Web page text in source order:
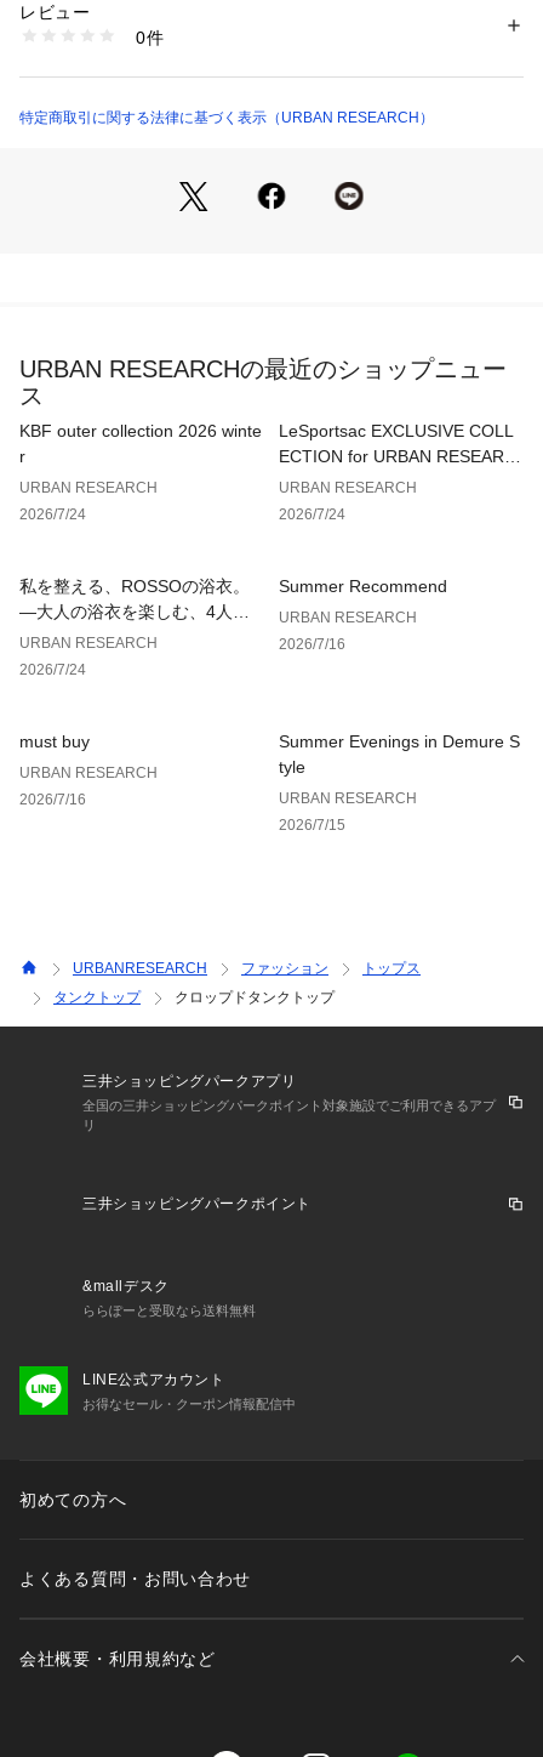
※商品画像は、光の当たり具合やパソコンなどの閲覧環境によ
※商品の色味の目安は、商品単体の画像をご参照ください。
お気に入り登録商品は、マイページにて現在の価格情報や在庫
状況の確認が可能です。
裏地 : なし
光沢 : なし
ポケット : なし
洗濯：-
※詳しい洗濯方法については、商品の品質表示タグをご覧ください
KBA5-21J180 （ショップ）
レビュー
0件
特定商取引に関する法律に基づく表示（URBAN RESEARCH）
URBAN RESEARCHの最近のショップニュー
ス
KBF outer collection 2026 winte
r
URBAN RESEARCH
2026/7/24
LeSportsac EXCLUSIVE COLL
ECTION for URBAN RESEARC
H
URBAN RESEARCH
2026/7/24
私を整える、ROSSOの浴衣。
—大人の浴衣を楽しむ、4人のT
IPS—
URBAN RESEARCH
2026/7/24
Summer Recommend
URBAN RESEARCH
2026/7/16
must buy
URBAN RESEARCH
2026/7/16
Summer Evenings in Demure S
tyle
URBAN RESEARCH
2026/7/15
URBANRESEARCH ファッション
トップス
タンクトップ
クロップドタンクトップ
三井ショッピングパークアプリ
全国の三井ショッピングパークポイント対象施設でご利用できるアプ
リ
三井ショッピングパークポイント
&mallデスク
ららぽーと受取なら送料無料
LINE公式アカウント
お得なセール・クーポン情報配信中
初めての方へ
よくある質問・お問い合わせ
会社概要・利用規約など